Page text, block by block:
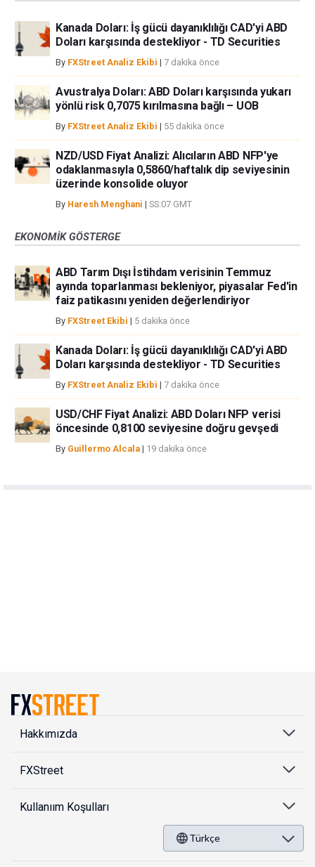
Kanada Doları: İş gücü dayanıklılığı CAD'yi ABD
Doları karşısında destekliyor - TD Securities
By FXStreet Analiz Ekibi | 7 dakika önce
Avustralya Doları: ABD Doları karşısında yukarı
yönlü risk 0,7075 kırılmasına bağlı – UOB
By FXStreet Analiz Ekibi | 55 dakika önce
NZD/USD Fiyat Analizi: Alıcıların ABD NFP'ye
odaklanmasıyla 0,5860/haftalık dip seviyesinin
üzerinde konsolide oluyor
By Haresh Menghani | SS:07 GMT
EKONOMIK GÖSTERGE
ABD Tarım Dışı İstihdam verisinin Temmuz
ayında toparlanması bekleniyor, piyasalar Fed'in
faiz patikasını yeniden değerlendiriyor
By FXStreet Ekibi | 5 dakika önce
Kanada Doları: İş gücü dayanıklılığı CAD'yi ABD
Doları karşısında destekliyor - TD Securities
By FXStreet Analiz Ekibi | 7 dakika önce
USD/CHF Fiyat Analizi: ABD Doları NFP verisi
öncesinde 0,8100 seviyesine doğru gevşedi
By Guillermo Alcala | 19 dakika önce
Hakkımızda
FXStreet
Kullanıım Koşulları
Türkçe